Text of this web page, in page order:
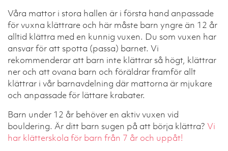
Våra mattor i stora hallen är i första hand anpassade
för vuxna klättrare och här måste barn yngre än 12 år
alltid klättra med en kunnig vuxen. Du som vuxen har
ansvar för att spotta (passa) barnet. Vi
rekommenderar att barn inte klättrar så högt, klättrar
ner och att ovana barn och föräldrar framför allt
klättrar i vår barnavdelning där mattorna är mjukare
och anpassade för lättare krabater.
Barn under 12 år behöver en aktiv vuxen vid
bouldering. Är ditt barn sugen på att börja klättra? Vi
har klätterskola för barn från 7 år och uppåt!